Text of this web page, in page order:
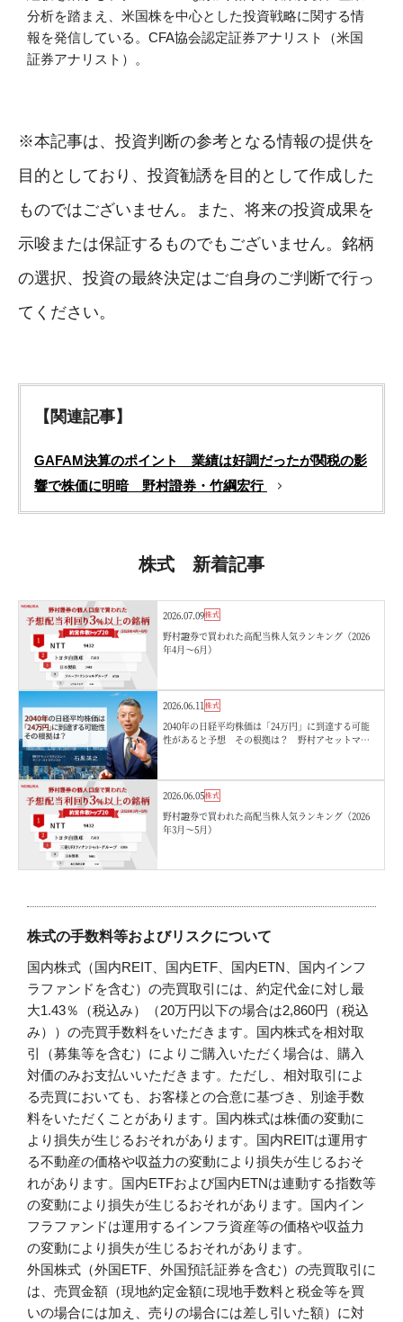
分析を踏まえ、米国株を中心とした投資戦略に関する情
報を発信している。CFA協会認定証券アナリスト（米国
証券アナリスト）。
※本記事は、投資判断の参考となる情報の提供を
目的としており、投資勧誘を目的として作成した
ものではございません。また、将来の投資成果を
示唆または保証するものでもございません。銘柄
の選択、投資の最終決定はご自身のご判断で行っ
てください。
【関連記事】
GAFAM決算のポイント 業績は好調だったが関税の影
響で株価に明暗 野村證券・竹綱宏行
株式 新着記事
2026.07.09株式
野村證券で買われた高配当株人気ランキング（2026
年4月〜6月）
2026.06.11株式
2040年の日経平均株価は「24万円」に到達する可能
性があると予想 その根拠は？ 野村アセットマネ
2026.06.05株式
野村證券で買われた高配当株人気ランキング（2026
年3月〜5月）
株式の手数料等およびリスクについて
国内株式（国内REIT、国内ETF、国内ETN、国内インフ
ラファンドを含む）の売買取引には、約定代金に対し最
大1.43％（税込み）（20万円以下の場合は2,860円（税込
み））の売買手数料をいただきます。国内株式を相対取
引（募集等を含む）によりご購入いただく場合は、購入
対価のみお支払いいただきます。ただし、相対取引によ
る売買においても、お客様との合意に基づき、別途手数
料をいただくことがあります。国内株式は株価の変動に
より損失が生じるおそれがあります。国内REITは運用す
る不動産の価格や収益力の変動により損失が生じるおそ
れがあります。国内ETFおよび国内ETNは連動する指数等
の変動により損失が生じるおそれがあります。国内イン
フラファンドは運用するインフラ資産等の価格や収益力
の変動により損失が生じるおそれがあります。
外国株式（外国ETF、外国預託証券を含む）の売買取引に
は、売買金額（現地約定金額に現地手数料と税金等を買
いの場合には加え、売りの場合には差し引いた額）に対